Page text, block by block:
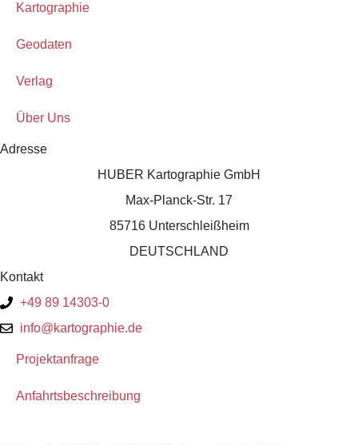
Kartographie
Geodaten
Verlag
Über Uns
Adresse
HUBER Kartographie GmbH
Max-Planck-Str. 17
85716 Unterschleißheim
DEUTSCHLAND
Kontakt
+49 89 14303-0
info@kartographie.de
Projektanfrage
Anfahrtsbeschreibung